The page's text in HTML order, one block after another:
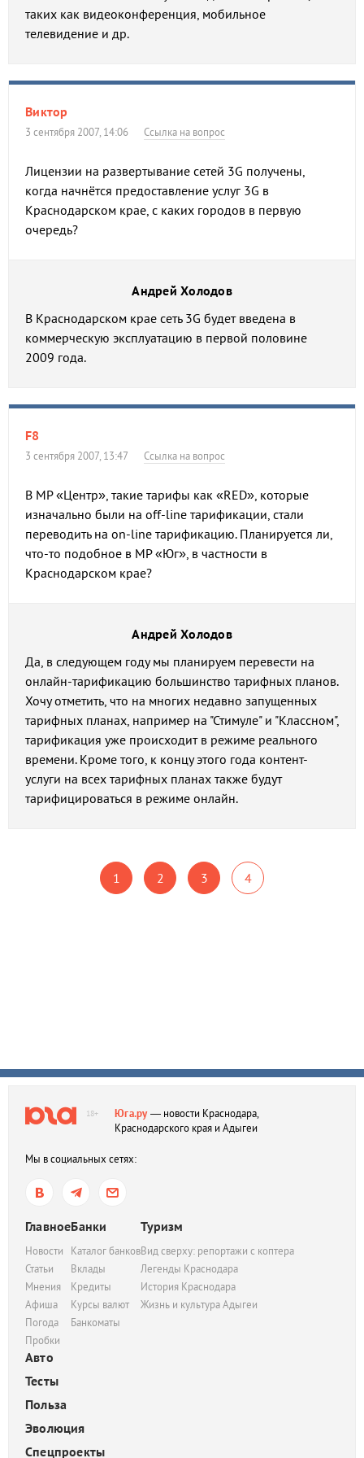
таких как видеоконференция, мобильное
телевидение и др.
Виктор
3 сентября 2007, 14:06 Ссылка на вопрос
Лицензии на развертывание сетей 3G получены,
когда начнётся предоставление услуг 3G в
Краснодарском крае, с каких городов в первую
очередь?
Андрей Холодов
В Краснодарском крае сеть 3G будет введена в
коммерческую эксплуатацию в первой половине
2009 года.
F8
3 сентября 2007, 13:47 Ссылка на вопрос
В МР «Центр», такие тарифы как «RED», которые
изначально были на off-line тарификации, стали
переводить на on-line тарификацию. Планируется ли,
что-то подобное в МР «Юг», в частности в
Краснодарском крае?
Андрей Холодов
Да, в следующем году мы планируем перевести на
онлайн-тарификацию большинство тарифных планов.
Хочу отметить, что на многих недавно запущенных
тарифных планах, например на "Стимуле" и "Классном",
тарификация уже происходит в режиме реального
времени. Кроме того, к концу этого года контент-
услуги на всех тарифных планах также будут
тарифицироваться в режиме онлайн.
1 2 3 4
18+ Юга.ру— новости Краснодара,
Краснодарского края и Адыгеи
Мы в социальных сетях:
Главное
Новости
Статьи
Мнения
Афиша
Погода
Пробки
Банки
Каталог банков
Вклады
Кредиты
Курсы валют
Банкоматы
Туризм
Вид сверху: репортажи с коптера
Легенды Краснодара
История Краснодара
Жизнь и культура Адыгеи
Авто
Тесты
Польза
Эволюция
Спецпроекты